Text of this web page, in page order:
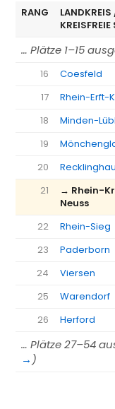
RANG
LANDKREIS
… Plätze 1–15
16 Coesfeld
17
Rhein-Erft-
18
Minden-
19
20
21
→ Rhein-
Neuss
22 Rhein-Sieg
23
Paderborn
24
Viersen
25
Warendorf
26
Herford
… Plätze 27–54
→ )